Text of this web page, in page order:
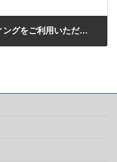
ヴォクシーの新車でガラスコーティングをご利用いただきました（東村山市のH様）